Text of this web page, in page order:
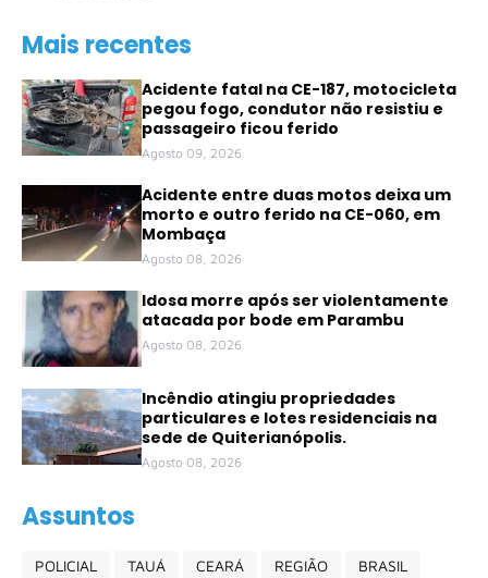
Mais recentes
Acidente fatal na CE-187, motocicleta
pegou fogo, condutor não resistiu e
passageiro ficou ferido
Agosto 09, 2026
Acidente entre duas motos deixa um
morto e outro ferido na CE-060, em
Mombaça
Agosto 08, 2026
Idosa morre após ser violentamente
atacada por bode em Parambu
Agosto 08, 2026
Incêndio atingiu propriedades
particulares e lotes residenciais na
sede de Quiterianópolis.
Agosto 08, 2026
Assuntos
POLICIAL TAUÁ CEARÁ REGIÃO
BRASIL